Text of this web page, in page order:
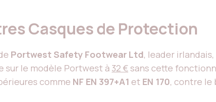
Casques de Protection
Portwest Safety Footwear Ltd, leader irlandais,
sur le modèle Portwest à 32 € sans cette
comme NF EN 397+A1 et EN 170, contre le